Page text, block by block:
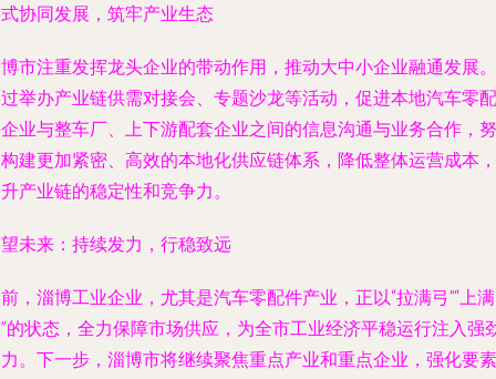
协同发展，筑牢产业生态
市注重发挥龙头企业的带动作用，推动大中小企业融通发展。
举办产业链供需对接会、专题沙龙等活动，促进本地汽车零配
业与整车厂、上下游配套企业之间的信息沟通与业务合作，努
建更加紧密、高效的本地化供应链体系，降低整体运营成本，
产业链的稳定性和竞争力。
未来：持续发力，行稳致远
，淄博工业企业，尤其是汽车零配件产业，正以“拉满弓”“上满
的状态，全力保障市场供应，为全市工业经济平稳运行注入强
。下一步，淄博市将继续聚焦重点产业和重点企业，强化要素